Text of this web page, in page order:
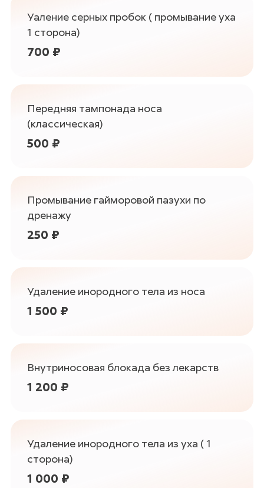
Уаление серных пробок ( промывание уха
1 сторона)
700 ₽
Передняя тампонада носа
(классическая)
500 ₽
Промывание гайморовой пазухи по
дренажу
250 ₽
Удаление инородного тела из носа
1 500 ₽
Внутриносовая блокада без лекарств
1 200 ₽
Удаление инородного тела из уха ( 1
сторона)
1 000 ₽